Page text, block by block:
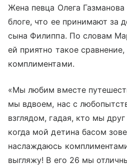
Жена певца Олега
блоге, что ее принимают за
сына Филиппа. По словам
ей приятно такое
комплиментами.
«Мы любим вместе
мы вдвоем, нас с
взглядом, гадая, кто мы
когда мой детина басом
наслаждаюсь
выгляжу! В его 26 мы